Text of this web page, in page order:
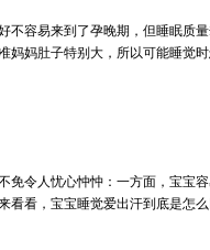
容易来到了孕晚期，但睡眠质
妈妈肚子特别大，所以可能睡觉
免令人忧心忡忡：一方面，宝宝
看，宝宝睡觉爱出汗到底是怎么